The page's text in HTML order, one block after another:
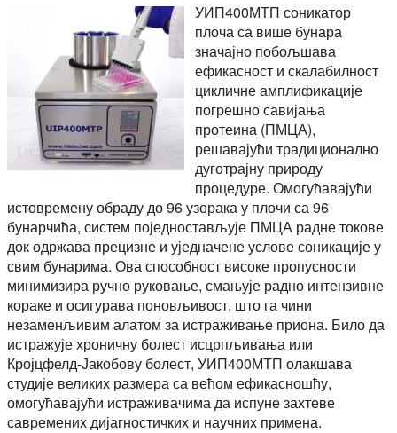
УИП400МТП соникатор
плоча са више бунара
значајно побољшава
ефикасност и скалабилност
цикличне амплификације
погрешно савијања
протеина (ПМЦА),
решавајући традиционално
дуготрајну природу
процедуре. Омогућавајући
истовремену обраду до 96 узорака у плочи са 96
бунарчића, систем поједностављује ПМЦА радне токове
док одржава прецизне и уједначене услове соникације у
свим бунарима. Ова способност високе пропусности
минимизира ручно руковање, смањује радно интензивне
кораке и осигурава поновљивост, што га чини
незаменљивим алатом за истраживање приона. Било да
истражује хроничну болест исцрпљивања или
Кројцфелд-Јакобову болест, УИП400МТП олакшава
студије великих размера са већом ефикасношћу,
омогућавајући истраживачима да испуне захтеве
савремених дијагностичких и научних примена.